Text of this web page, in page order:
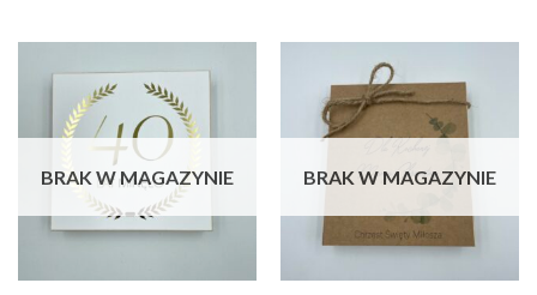
BRAK W MAGAZYNIE BRAK W MAGAZYNIE